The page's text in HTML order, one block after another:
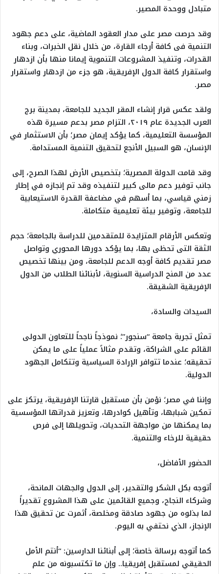
متبادل ووحدة المصير.
وقد حرصت مصر على مدار العقود الماضية، على دعم جهود
التنمية فى كافة أرجاء القارة، من خلال نقل الخبرات، وبناء
القدرات، وتنفيذ المشروعات التنموية إيمانا منها بأن ازدهار
واستقرار كافة الدول الإفريقية، هو جزء من ازدهار واستقرار
مصر.
ولقد عكس قرار إنشاء المقر الجديد للجامعة، بمدينة برج
العرب الجديدة عام ۲۰۱۹، التزام مصر بدعم مسيرة هذه
المؤسسة التعليمية، كما يؤكد إيمان مصر؛ بأن الاستثمار في
الإنسان، هو السبيل الأنجع لتحقيق التنمية المستدامة.
وقد قامت الدولة المصرية؛ بتخصيص الأرض لهذا الصرح، إلى
جانب توفير دعم مالى كبير لتنفيذه وقد تم إنجازه في إطار
زمني قياسي، بما أسهم في مضاعفة القدرة الاستيعابية
للجامعة، وتوفير بيئة تعليمية متكاملة.
وتعكس الأرقام المتزايدة للمتقدمين للدراسة بالجامعة؛ حجم
الثقة التى تحظى بها، بما يؤكد دورها المحوري وتواصل
مصر تقديم كافة أوجه الدعم للجامعة، ومن بينها تخصيص
عدد من المنح الدراسية السنوية، لأبنائنا الطلاب من الدول
الإفريقية الشقيقة.
السيدات والسادة،
تمثل تجربة جامعة “سنجور”؛ نموذجاً ناجحاً للتعاون الدولى
القائم على الشراكة، وتقدم مثالاً عملياً على ما يمكن
تحقيقه؛ عندما تتوافر الإرادة السياسية وتتكامل الجهود
الدولية.
وإننا في مصر؛ نؤمن بأن مستقبل قارتنا الإفريقية، يرتكز على
تمكين شبابها، وتأهيل كوادرها، وتعزيز قدراتها المؤسسية
بما يمكنها من مواجهة التحديات، وتحويلها إلى فرص
حقيقية للرخاء والتنمية.
الحضور الأفاضل،
أتوجه بكل الشكر والتقدير، إلى الدول والجهات المانحة،
وشركاء النجاح، وجميع القائمين على هذا المشروع تقديراً
لما بذلوه من جهود صادقة ومخلصة، أثمرت عن تحقيق هذا
الإنجاز، الذي نحتفي به اليوم.
كما أتوجه برسالة خاصة؛ إلى أبنائنا الدارسين: “أنتم الأمل
الحقيقي لمستقبل إفريقيا.. وإن ما تكتسبونه من علم